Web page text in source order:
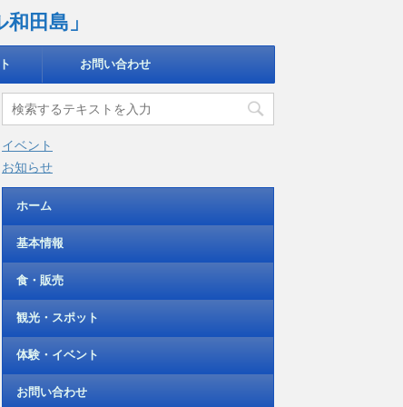
田島」
お問い合わせ
イベント
お知らせ
ホーム
基本情報
食・販売
観光・スポット
体験・イベント
お問い合わせ